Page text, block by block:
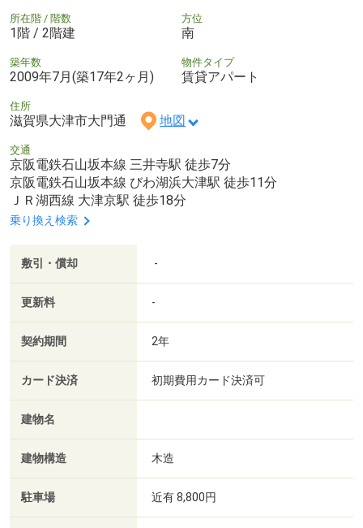
所在階 / 階数
1階 / 2階建
方位
南
築年数
2009年7月(築17年2ヶ月)
物件タイプ
賃貸アパート
住所
滋賀県大津市大門通 地図
交通
京阪電鉄石山坂本線 三井寺駅 徒歩7分
京阪電鉄石山坂本線 びわ湖浜大津駅 徒歩11分
ＪＲ湖西線 大津京駅 徒歩18分
乗り換え検索
敷引・償却 -
更新料 -
契約期間 2年
カード決済 初期費用カード決済可
建物名
建物構造 木造
駐車場 近有 8,800円